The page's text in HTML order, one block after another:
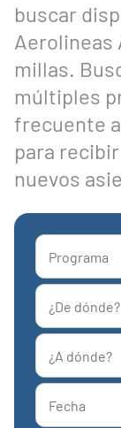
buscar
Aerolineas
millas.
múltiples
frecuente
para
nuevos